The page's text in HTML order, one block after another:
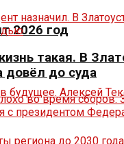
2026 год
такая. В
довёл до суда